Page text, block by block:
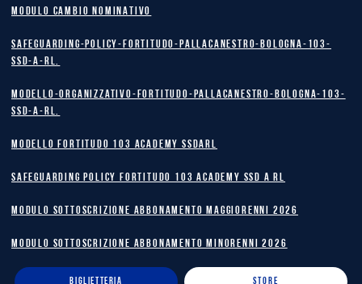
MODULO CAMBIO NOMINATIVO
safeguarding-policy-Fortitudo-Pallacanestro-Bologna-103-
SSD-A-RL.
Modello-Organizzativo-Fortitudo-Pallacanestro-Bologna-103-
SSD-A-RL.
MODELLO FORTITUDO 103 ACADEMY SSDARL
safeguarding policy Fortitudo 103 Academy SSD A RL
MODULO SOTTOSCRIZIONE ABBONAMENTO MAGGIORENNI 2026
MODULO SOTTOSCRIZIONE ABBONAMENTO MINORENNI 2026
BIGLIETTERIA STORE